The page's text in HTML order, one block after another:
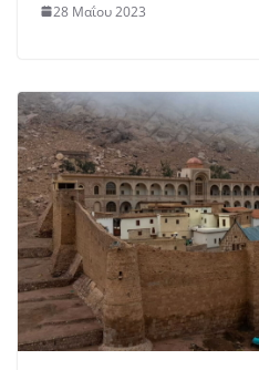
28 Μαΐου 2023